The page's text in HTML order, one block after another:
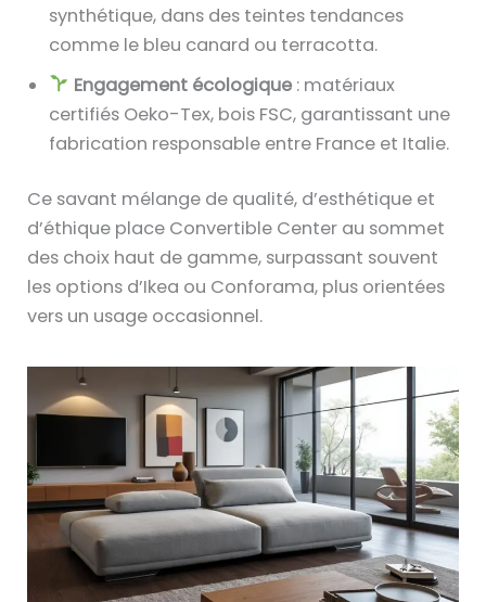
synthétique, dans des teintes tendances
comme le bleu canard ou terracotta.
Engagement écologique: matériaux
certifiés Oeko-Tex, bois FSC, garantissant une
fabrication responsable entre France et Italie.
Ce savant mélange de qualité, d’esthétique et
d’éthique place Convertible Center au sommet
des choix haut de gamme, surpassant souvent
les options d’Ikea ou Conforama, plus orientées
vers un usage occasionnel.